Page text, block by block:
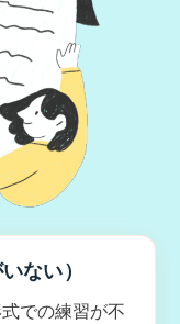
ない）
での練習が不